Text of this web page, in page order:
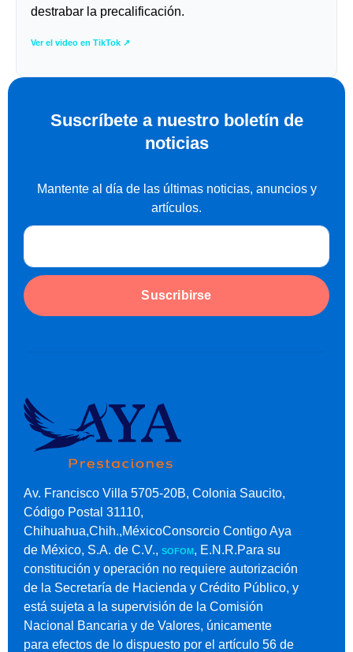
destrabar la precalificación.
Ver el video en TikTok ↗
Suscríbete a nuestro boletín de
noticias
Mantente al día de las últimas noticias, anuncios y
artículos.
Suscribirse
Av. Francisco Villa 5705-20B, Colonia Saucito,
Código Postal 31110,
Chihuahua,Chih.,MéxicoConsorcio Contigo Aya
de México, S.A. de C.V., SOFOM, E.N.R.Para su
constitución y operación no requiere autorización
de la Secretaría de Hacienda y Crédito Público, y
está sujeta a la supervisión de la Comisión
Nacional Bancaria y de Valores, únicamente
para efectos de lo dispuesto por el artículo 56 de